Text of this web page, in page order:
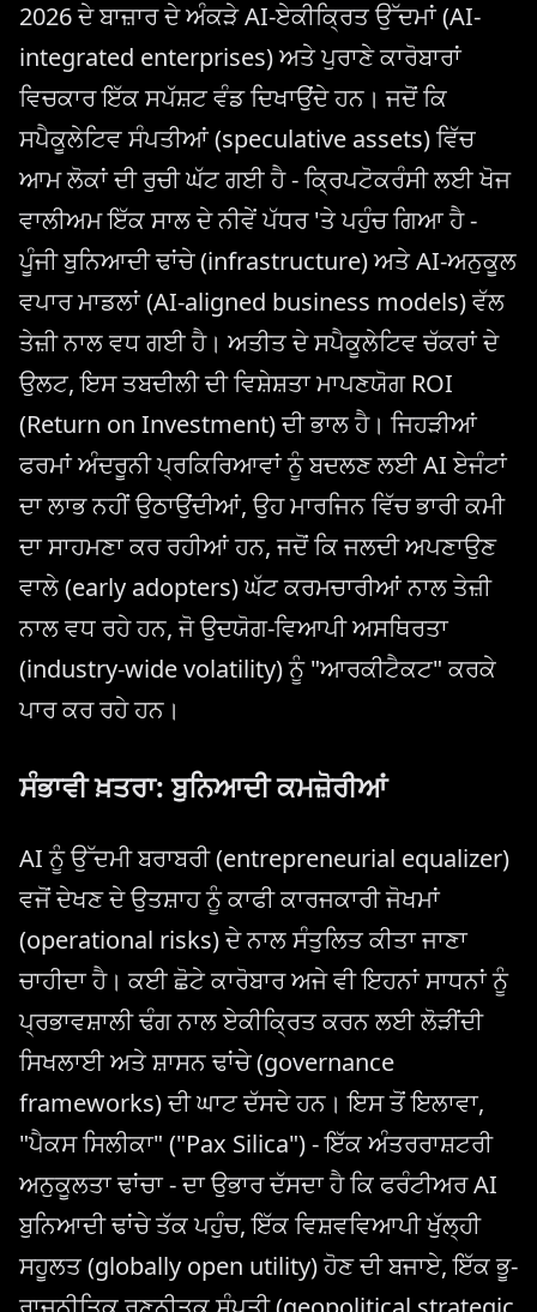
2026 ਦੇ ਬਾਜ਼ਾਰ ਦੇ ਅੰਕੜੇ AI-ਏਕੀਕ੍ਰਿਤ ਉੱਦਮਾਂ (AI-
integrated enterprises) ਅਤੇ ਪੁਰਾਣੇ ਕਾਰੋਬਾਰਾਂ
ਵਿਚਕਾਰ ਇੱਕ ਸਪੱਸ਼ਟ ਵੰਡ ਦਿਖਾਉਂਦੇ ਹਨ। ਜਦੋਂ ਕਿ
ਸਪੈਕੂਲੇਟਿਵ ਸੰਪਤੀਆਂ (speculative assets) ਵਿੱਚ
ਆਮ ਲੋਕਾਂ ਦੀ ਰੁਚੀ ਘੱਟ ਗਈ ਹੈ - ਕ੍ਰਿਪਟੋਕਰੰਸੀ ਲਈ ਖੋਜ
ਵਾਲੀਅਮ ਇੱਕ ਸਾਲ ਦੇ ਨੀਵੇਂ ਪੱਧਰ 'ਤੇ ਪਹੁੰਚ ਗਿਆ ਹੈ -
ਪੂੰਜੀ ਬੁਨਿਆਦੀ ਢਾਂਚੇ (infrastructure) ਅਤੇ AI-ਅਨੁਕੂਲ
ਵਪਾਰ ਮਾਡਲਾਂ (AI-aligned business models) ਵੱਲ
ਤੇਜ਼ੀ ਨਾਲ ਵਧ ਗਈ ਹੈ। ਅਤੀਤ ਦੇ ਸਪੈਕੂਲੇਟਿਵ ਚੱਕਰਾਂ ਦੇ
ਉਲਟ, ਇਸ ਤਬਦੀਲੀ ਦੀ ਵਿਸ਼ੇਸ਼ਤਾ ਮਾਪਣਯੋਗ ROI
(Return on Investment) ਦੀ ਭਾਲ ਹੈ। ਜਿਹੜੀਆਂ
ਫਰਮਾਂ ਅੰਦਰੂਨੀ ਪ੍ਰਕਿਰਿਆਵਾਂ ਨੂੰ ਬਦਲਣ ਲਈ AI ਏਜੰਟਾਂ
ਦਾ ਲਾਭ ਨਹੀਂ ਉਠਾਉਂਦੀਆਂ, ਉਹ ਮਾਰਜਿਨ ਵਿੱਚ ਭਾਰੀ ਕਮੀ
ਦਾ ਸਾਹਮਣਾ ਕਰ ਰਹੀਆਂ ਹਨ, ਜਦੋਂ ਕਿ ਜਲਦੀ ਅਪਣਾਉਣ
ਵਾਲੇ (early adopters) ਘੱਟ ਕਰਮਚਾਰੀਆਂ ਨਾਲ ਤੇਜ਼ੀ
ਨਾਲ ਵਧ ਰਹੇ ਹਨ, ਜੋ ਉਦਯੋਗ-ਵਿਆਪੀ ਅਸਥਿਰਤਾ
(industry-wide volatility) ਨੂੰ "ਆਰਕੀਟੈਕਟ" ਕਰਕੇ
ਪਾਰ ਕਰ ਰਹੇ ਹਨ।
ਸੰਭਾਵੀ ਖ਼ਤਰਾ: ਬੁਨਿਆਦੀ ਕਮਜ਼ੋਰੀਆਂ
AI ਨੂੰ ਉੱਦਮੀ ਬਰਾਬਰੀ (entrepreneurial equalizer)
ਵਜੋਂ ਦੇਖਣ ਦੇ ਉਤਸ਼ਾਹ ਨੂੰ ਕਾਫੀ ਕਾਰਜਕਾਰੀ ਜੋਖਮਾਂ
(operational risks) ਦੇ ਨਾਲ ਸੰਤੁਲਿਤ ਕੀਤਾ ਜਾਣਾ
ਚਾਹੀਦਾ ਹੈ। ਕਈ ਛੋਟੇ ਕਾਰੋਬਾਰ ਅਜੇ ਵੀ ਇਹਨਾਂ ਸਾਧਨਾਂ ਨੂੰ
ਪ੍ਰਭਾਵਸ਼ਾਲੀ ਢੰਗ ਨਾਲ ਏਕੀਕ੍ਰਿਤ ਕਰਨ ਲਈ ਲੋੜੀਂਦੀ
ਸਿਖਲਾਈ ਅਤੇ ਸ਼ਾਸਨ ਢਾਂਚੇ (governance
frameworks) ਦੀ ਘਾਟ ਦੱਸਦੇ ਹਨ। ਇਸ ਤੋਂ ਇਲਾਵਾ,
"ਪੈਕਸ ਸਿਲੀਕਾ" ("Pax Silica") - ਇੱਕ ਅੰਤਰਰਾਸ਼ਟਰੀ
ਅਨੁਕੂਲਤਾ ਢਾਂਚਾ - ਦਾ ਉਭਾਰ ਦੱਸਦਾ ਹੈ ਕਿ ਫਰੰਟੀਅਰ AI
ਬੁਨਿਆਦੀ ਢਾਂਚੇ ਤੱਕ ਪਹੁੰਚ, ਇੱਕ ਵਿਸ਼ਵਵਿਆਪੀ ਖੁੱਲ੍ਹੀ
ਸਹੂਲਤ (globally open utility) ਹੋਣ ਦੀ ਬਜਾਏ, ਇੱਕ ਭੂ-